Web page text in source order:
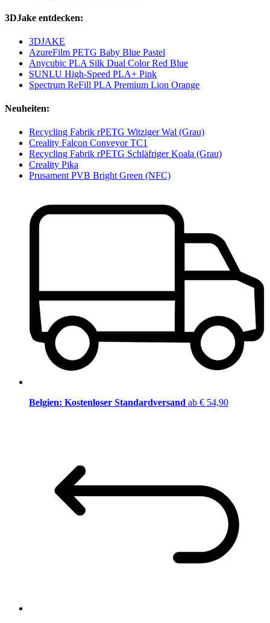
3DJake entdecken:
3DJAKE
AzureFilm PETG Baby Blue Pastel
Anycubic PLA Silk Dual Color Red Blue
SUNLU High-Speed PLA+ Pink
Spectrum ReFill PLA Premium Lion Orange
Neuheiten:
Recycling Fabrik rPETG Witziger Wal (Grau)
Creality Falcon Conveyor TC1
Recycling Fabrik rPETG Schläfriger Koala (Grau)
Creality Pika
Prusament PVB Bright Green (NFC)
Belgien: Kostenloser Standardversand ab € 54,90